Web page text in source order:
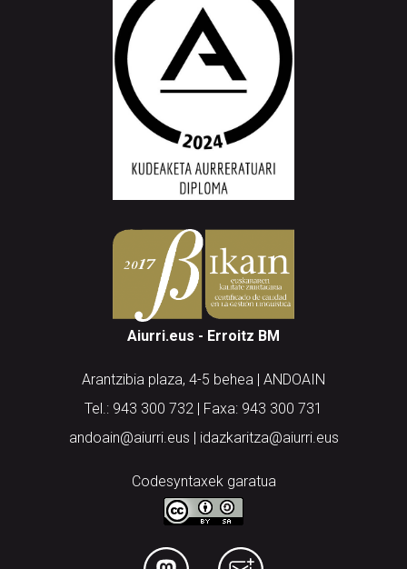
Aiurri.eus - Erroitz BM
Arantzibia plaza, 4-5 behea | ANDOAIN
Tel.: 943 300 732 | Faxa: 943 300 731
andoain@aiurri.eus | idazkaritza@aiurri.eus
Codesyntaxek garatua